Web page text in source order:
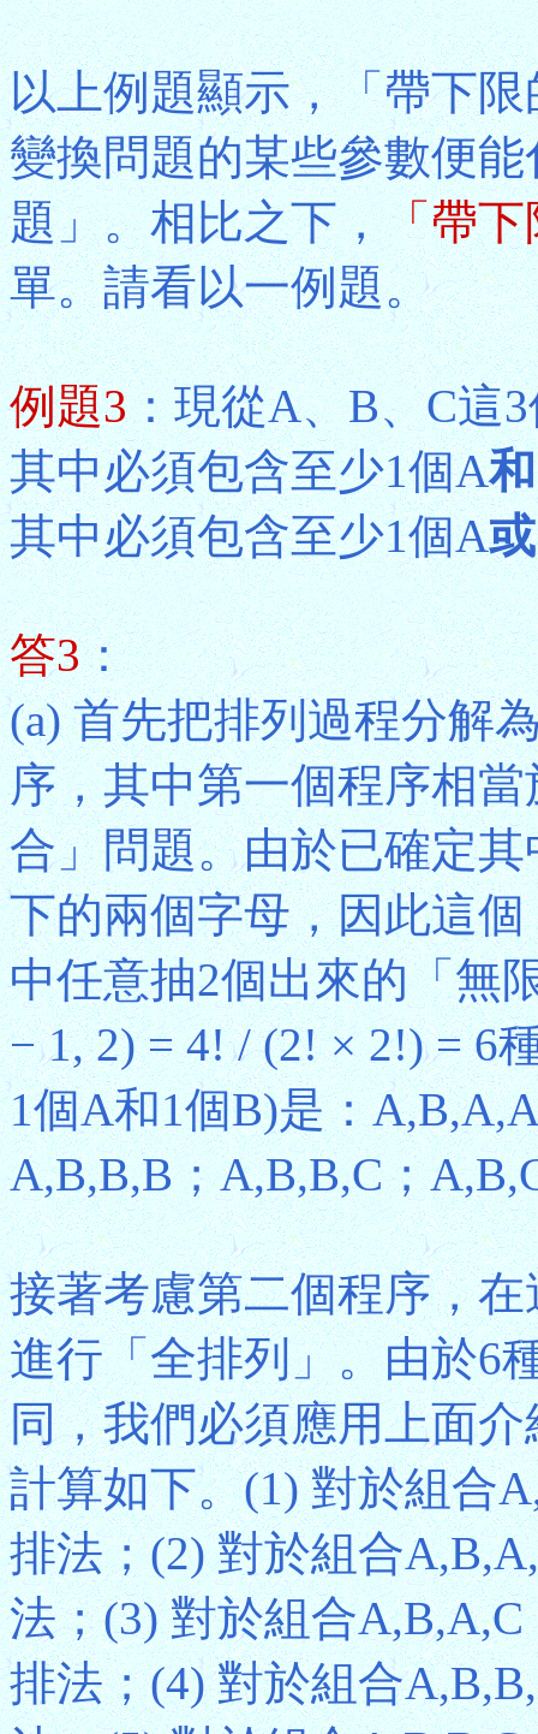
以上例題顯示，「帶下
變換問題的某些參數便
題」。相比之下，「帶
單。請看以一例題。
例題3：現從A、B、C這
其中必須包含至少1個A和
其中必須包含至少1個A或
答3：
(a) 首先把排列過程分解
序，其中第一個程序相
合」問題。由於已確定
下的兩個字母，因此這
中任意抽2個出來的「無
− 1, 2) = 4! / (2! × 2!) = 6
1個A和1個B)是：
A,B,B,B；A,B,B,C；
接著考慮第二個程序，
進行「全排列」。由於6
同，我們必須應用上面
計算如下。(1) 對於組合
排法；(2) 對於組合
法；(3) 對於組合
排法；(4) 對於組合